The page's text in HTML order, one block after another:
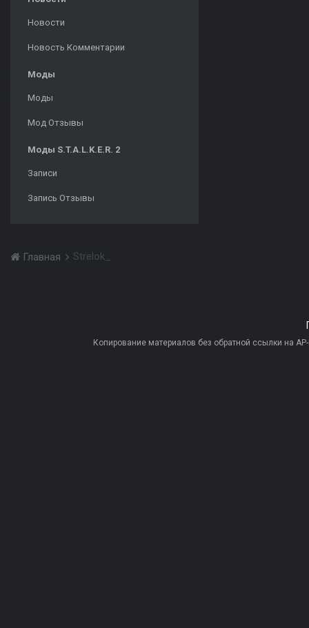
Новости
Новость Комментарии
Моды
Моды
Мод Отзывы
Моды S.T.A.L.K.E.R. 2
Записи
Запись Отзывы
Главная Strelok_
Копирование материалов без обратной ссылки на